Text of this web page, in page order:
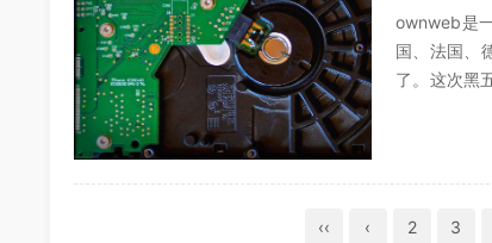
ownweb是
国、法国、
了。这次黑
‹‹ ‹ 2 3